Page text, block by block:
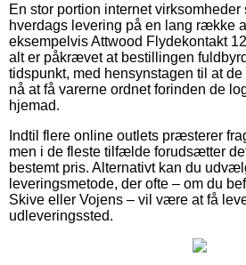
En stor portion internet virksomheder
hverdags levering på en lang række
eksempelvis Attwood Flydekontakt
alt er påkrævet at bestillingen
tidspunkt, med hensynstagen til at
nå at få varerne ordnet forinden de
hjemad.
Indtil flere online outlets præsterer
men i de fleste tilfælde forudsætter
bestemt pris. Alternativt kan du
leveringsmetode, der ofte – om du
Skive eller Vojens – vil være at få
udleveringssted.